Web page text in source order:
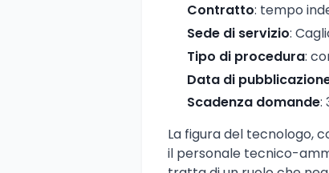
Contratto: tempo
Sede di servizio:
Tipo di procedura:
Data di
Scadenza domande:
La figura del tecnologo,
il personale tecnico-